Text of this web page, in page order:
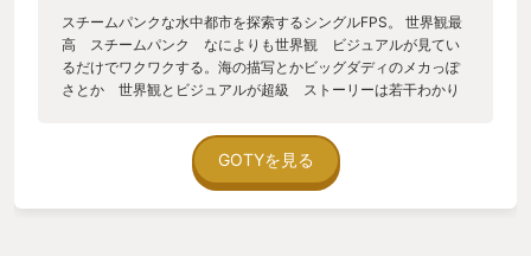
スチームパンクな水中都市を探索するシングルFPS。 世界観最
高 スチームパンク なによりも世界観 ビジュアルが見てい
るだけでワクワクする。海の描写とかビッグダディのメカっぽ
さとか 世界観とビジュアルが超級 ストーリーは若干わかり
えそうな感じで離れすぎていない 先が知りたくなる シュー
ターとしての面白さもしっかり味わえる。 エイムがスティッ
ク押し込みでちょっと古い操作感だが楽しい。これはこれでシ
GOTYを見る